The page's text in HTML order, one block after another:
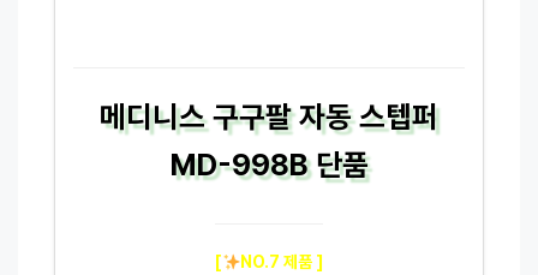
메디니스 구구팔 자동 스텝퍼
MD-998B 단품
[ NO.7 제품 ]